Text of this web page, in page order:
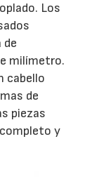
Los
de
milímetro.
cabello
de
piezas
y